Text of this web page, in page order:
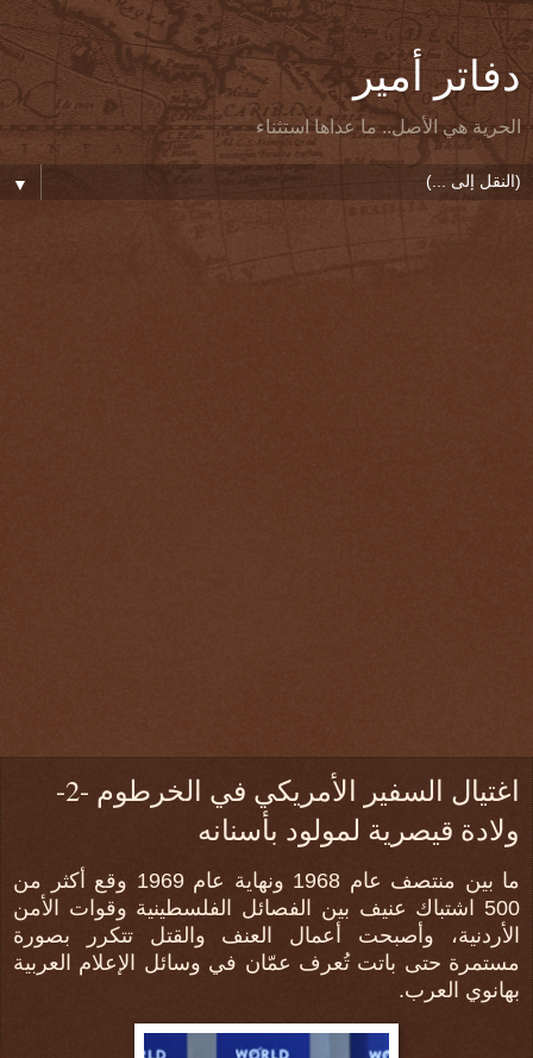
دفاتر أمير
الحرية هي الأصل.. ما عداها استثناء
▼
اغتيال السفير الأمريكي في الخرطوم -2-
ولادة قيصرية لمولود بأسنانه
ما بين منتصف عام 1968 ونهاية عام 1969 وقع أكثر من
500 اشتباك عنيف بين الفصائل الفلسطينية وقوات الأمن
الأردنية، وأصبحت أعمال العنف والقتل تتكرر بصورة
مستمرة حتى باتت تُعرف عمّان في وسائل الإعلام العربية
بهانوي العرب.